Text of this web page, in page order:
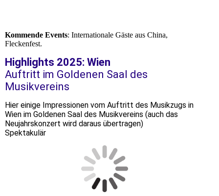
Kommende Events: Internationale Gäste aus China,
Fleckenfest.
Highlights 2025: Wien
Auftritt im Goldenen Saal des
Musikvereins
Hier einige Impressionen vom Auftritt des Musikzugs in
Wien im Goldenen Saal des Musikvereins (auch das
Neujahrskonzert wird daraus übertragen)
Spektakulär